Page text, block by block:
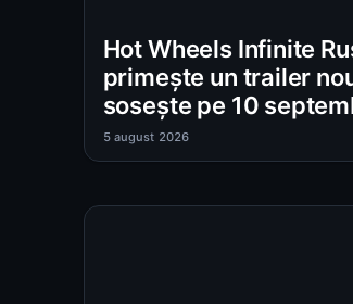
Hot Wheels Infinite
primește un trailer
sosește pe 10
5 august 2026